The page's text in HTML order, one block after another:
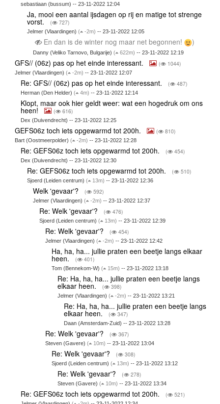
sebastiaan (bussum) -- 23-11-2022 12:04
Ja, mooi een aantal ijsdagen op rij en matige tot strenge
vorst. ( 727)
Jelmer (Vlaardingen) ( -2m) -- 23-11-2022 12:05
En dan is de winter nog maar net begonnen! )
Danny (Veliko Tarnovo, Bulgarije)( 622m) -- 23-11-2022 12:19
GFS// (06z) pas op het einde interessant. ( 1044)
Jelmer (Vlaardingen) ( -2m) -- 23-11-2022 12:07
Re: GFS// (06z) pas op het einde interessant. ( 487)
Herman (Den Helder)( 4m) -- 23-11-2022 12:14
Klopt, maar ook hier geldt weer: wat een hogedruk om ons
heen! ( 616)
Dex (Duivendrecht) -- 23-11-2022 12:25
GEFS06z toch iets opgewarmd tot 200h. ( 810)
Bart (Oostmeerpolder) ( -2m) -- 23-11-2022 12:28
Re: GEFS06z toch iets opgewarmd tot 200h. ( 454)
Dex (Duivendrecht) -- 23-11-2022 12:30
Re: GEFS06z toch iets opgewarmd tot 200h. ( 510)
Sjoerd (Leiden centrum) ( 13m) -- 23-11-2022 12:36
Welk 'gevaar'? ( 592)
Jelmer (Vlaardingen)( -2m) -- 23-11-2022 12:37
Re: Welk 'gevaar'? ( 476)
Sjoerd (Leiden centrum) ( 13m) -- 23-11-2022 12:39
Re: Welk 'gevaar'? ( 454)
Jelmer (Vlaardingen)( -2m) -- 23-11-2022 12:42
Ha, ha, ha... jullie praten een beetje langs elkaar
heen. ( 401)
Tom (Bennekom-W) ( 15m) -- 23-11-2022 13:18
Re: Ha, ha, ha... jullie praten een beetje langs
elkaar heen. ( 398)
Jelmer (Vlaardingen)( -2m) -- 23-11-2022 13:21
Re: Ha, ha, ha... jullie praten een beetje langs
elkaar heen. ( 347)
Daan (Amsterdam-Zuid) -- 23-11-2022 13:28
Re: Welk 'gevaar'? ( 367)
Steven (Gavere)( 10m) -- 23-11-2022 13:04
Re: Welk 'gevaar'? ( 308)
Sjoerd (Leiden centrum) ( 13m) -- 23-11-2022 13:12
Re: Welk 'gevaar'? ( 278)
Steven (Gavere)( 10m) -- 23-11-2022 13:34
Re: GEFS06z toch iets opgewarmd tot 200h. ( 521)